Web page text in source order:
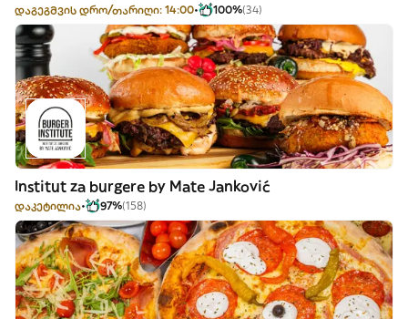
დაგეგმვის დრო/თარიღი: 14:00 100%(34)
Institut za burgere by Mate Janković
დაკეტილია 97%(158)